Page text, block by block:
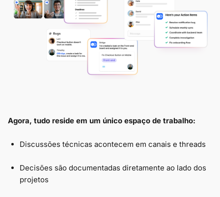
Agora, tudo reside em um único espaço de trabalho:
Discussões técnicas acontecem em canais e threads
Decisões são documentadas diretamente ao lado dos
projetos